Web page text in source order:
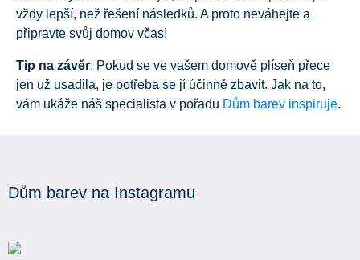
vždy lepší, než řešení následků. A proto neváhejte a
připravte svůj domov včas!
Tip na závěr: Pokud se ve vašem domově plíseň přece
jen už usadila, je potřeba se jí účinně zbavit. Jak na to,
vám ukáže náš specialista v pořadu Dům barev inspiruje.
Dům barev na Instagramu